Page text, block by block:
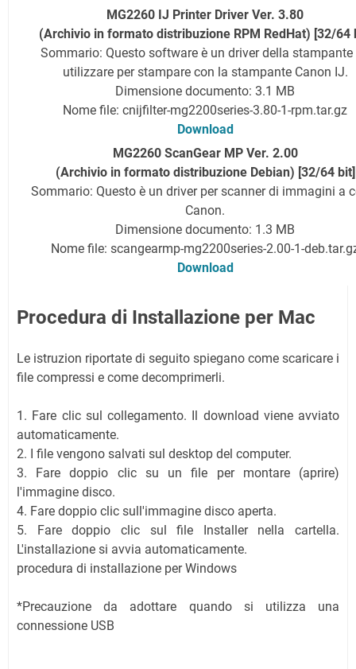
MG2260 IJ Printer Driver Ver. 3.80
(Archivio in formato distribuzione RPM RedHat) [32/64
Sommario: Questo software è un driver della stampante
utilizzare per stampare con la stampante Canon IJ.
Dimensione documento: 3.1 MB
Nome file: cnijfilter-mg2200series-3.80-1-rpm.tar.gz
Download
MG2260 ScanGear MP Ver. 2.00
(Archivio in formato distribuzione Debian) [32/64 bit]
Sommario: Questo è un driver per scanner di immagini a
Canon.
Dimensione documento: 1.3 MB
Nome file: scangearmp-mg2200series-2.00-1-
Download
Procedura di Installazione per Mac
Le istruzion riportate di seguito spiegano come scaricare i
file compressi e come decomprimerli.
1. Fare clic sul collegamento. Il download viene avviato
automaticamente.
2. I file vengono salvati sul desktop del computer.
3. Fare doppio clic su un file per montare (aprire)
l'immagine disco.
4. Fare doppio clic sull'immagine disco aperta.
5. Fare doppio clic sul file Installer nella cartella.
L'installazione si avvia automaticamente.
procedura di installazione per Windows
*Precauzione da adottare quando si utilizza una
connessione USB